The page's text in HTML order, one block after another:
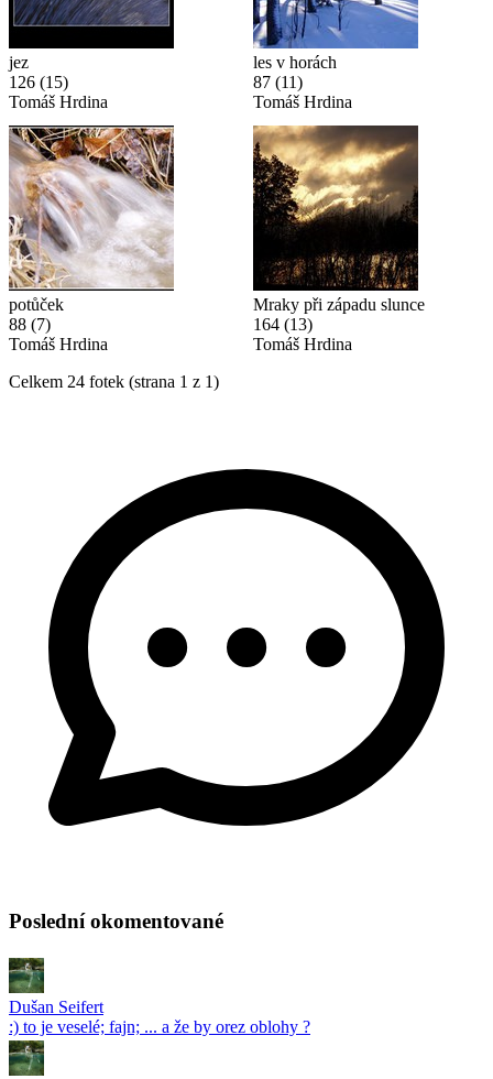
jez
126 (15)
Tomáš Hrdina
les v horách
87 (11)
Tomáš Hrdina
potůček
88 (7)
Tomáš Hrdina
Mraky při západu slunce
164 (13)
Tomáš Hrdina
Celkem 24 fotek (strana 1 z 1)
Poslední okomentované
Dušan Seifert
:) to je veselé; fajn; ... a že by orez oblohy ?